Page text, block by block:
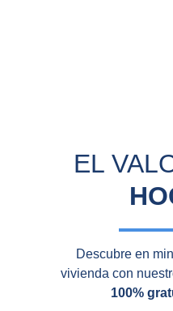
EL
Descubre en
vivienda con
100%